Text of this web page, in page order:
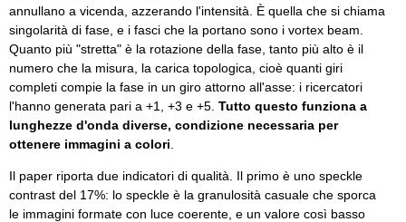
annullano a vicenda, azzerando l'intensità. È quella che si chiama
singolarità di fase, e i fasci che la portano sono i vortex beam.
Quanto più "stretta" è la rotazione della fase, tanto più alto è il
numero che la misura, la carica topologica, cioè quanti giri
completi compie la fase in un giro attorno all'asse: i ricercatori
l'hanno generata pari a +1, +3 e +5. Tutto questo funziona a
lunghezze d'onda diverse, condizione necessaria per
ottenere immagini a colori
Il paper riporta due indicatori di qualità. Il primo è uno speckle
contrast del 17%: lo speckle è la granulosità casuale che sporca
le immagini formate con luce coerente, e un valore così basso